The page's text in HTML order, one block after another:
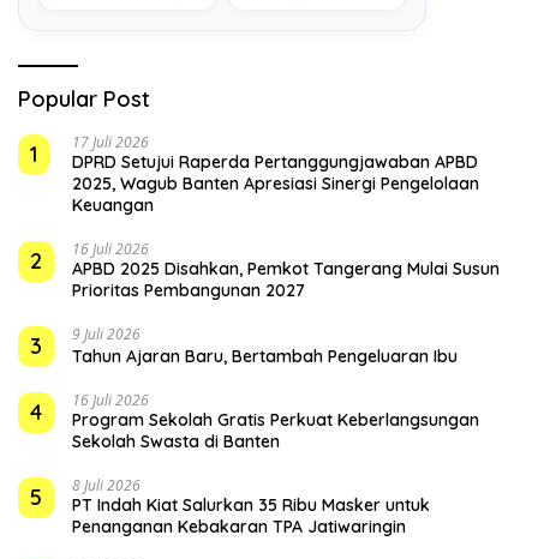
Popular Post
1
17 Juli 2026
DPRD Setujui Raperda Pertanggungjawaban APBD
2025, Wagub Banten Apresiasi Sinergi Pengelolaan
Keuangan
2 16 Juli 2026
APBD 2025 Disahkan, Pemkot Tangerang Mulai Susun
Prioritas Pembangunan 2027
3 9 Juli 2026
Tahun Ajaran Baru, Bertambah Pengeluaran Ibu
4 16 Juli 2026
Program Sekolah Gratis Perkuat Keberlangsungan
Sekolah Swasta di Banten
5 8 Juli 2026
PT Indah Kiat Salurkan 35 Ribu Masker untuk
Penanganan Kebakaran TPA Jatiwaringin